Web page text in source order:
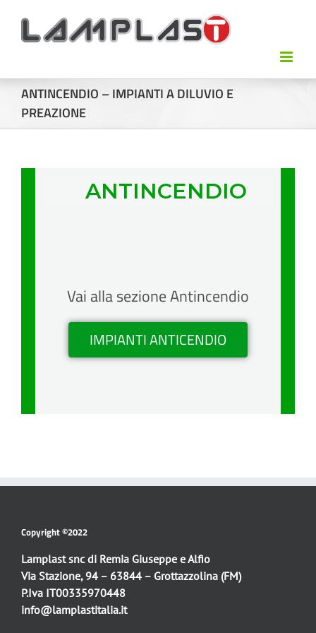
ANTINCENDIO – IMPIANTI A DILUVIO E
PREAZIONE
ANTINCENDIO
Vai alla sezione Antincendio
IMPIANTI ANTICENDIO
Copyright ©2022
Lamplast snc di Remia Giuseppe e Alfio
Via Stazione, 94 – 63844 – Grottazzolina (FM)
P.Iva IT00335970448
info@lamplastitalia.it